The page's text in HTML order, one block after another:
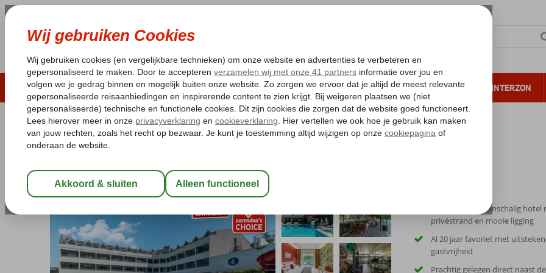
LAST MINUTE ZOMER 2026 ZONVAKANTIE VERRE REIZEN ALL INCLUSIVE WINTERZON
Pakketgarantie Laagsteprijsgarantie* Gratis annuleren*
Home
Turkije Turkse Riviera
Grand Viking
All Inclusive Hotel
Gemoedelijk, kleinschalig hotel
privéstrand en mooie ligging
Al 20 jaar favoriet met
gastvrijheid
Prachtig gelegen direct naast